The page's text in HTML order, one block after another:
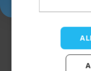
Schrijf een
Je